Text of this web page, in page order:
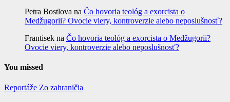
Petra Bostlova na Čo hovoria teológ a exorcista o
Medžugorii? Ovocie viery, kontroverzie alebo neposlušnosť?
Frantisek na Čo hovoria teológ a exorcista o Medžugorii?
Ovocie viery, kontroverzie alebo neposlušnosť?
You missed
Reportáže Zo zahraničia